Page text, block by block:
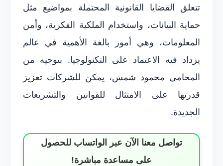
تتعلق القضايا القانونية المحتملة بمواضيع مثل
حماية البيانات، واستخدام الملكية الفكرية، وأمن
المعلومات، وهي أمور بالغة الأهمية في عالم
يزداد فيه الاعتماد على التكنولوجيا. بتوجيه من
المحامي محمود شمس، يمكن للشركات تعزيز
قدرتها على الامتثال للقوانين والتشريعات
الجديدة.
تواصل معنا الآن عبر الواتساب للحصول
على مساعدة مباشرة!